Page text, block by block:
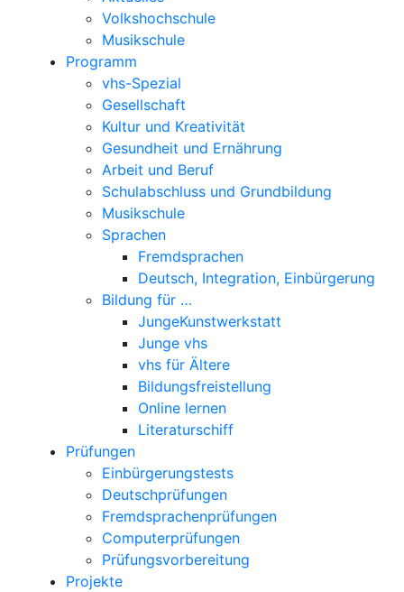
Volkshochschule
Musikschule
Programm
vhs-Spezial
Gesellschaft
Kultur und Kreativität
Gesundheit und Ernährung
Arbeit und Beruf
Schulabschluss und Grundbildung
Musikschule
Sprachen
Fremdsprachen
Deutsch, Integration, Einbürgerung
Bildung für …
JungeKunstwerkstatt
Junge vhs
vhs für Ältere
Bildungsfreistellung
Online lernen
Literaturschiff
Prüfungen
Einbürgerungstests
Deutschprüfungen
Fremdsprachenprüfungen
Computerprüfungen
Prüfungsvorbereitung
Projekte